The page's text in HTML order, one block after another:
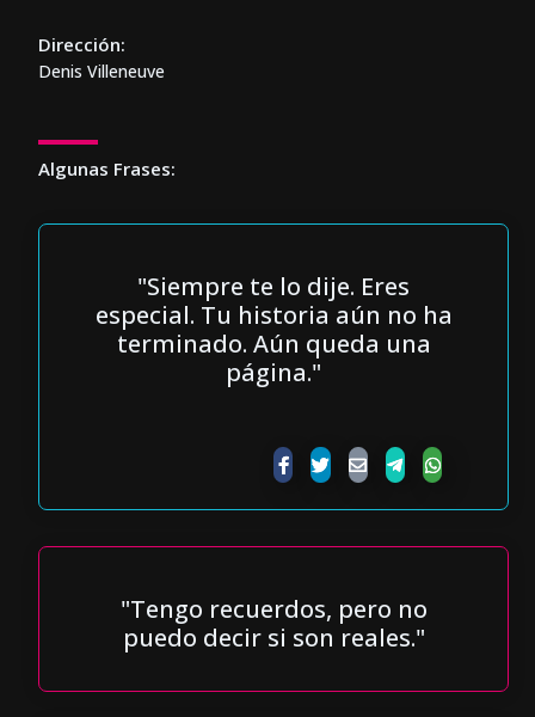
Dirección:
Denis Villeneuve
Algunas Frases:
"Siempre te lo dije. Eres
especial. Tu historia aún no ha
terminado. Aún queda una
página."
"Tengo recuerdos, pero no
puedo decir si son reales."